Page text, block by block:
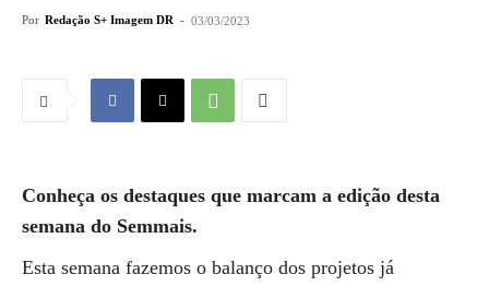
Por Redação S+ Imagem DR - 03/03/2023
Conheça os destaques que marcam a edição desta
semana do Semmais.
Esta semana fazemos o balanço dos projetos já